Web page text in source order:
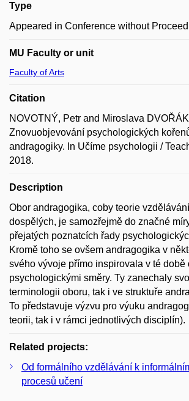
Type
Appeared in Conference without
MU Faculty or unit
Faculty of Arts
Citation
NOVOTNÝ, Petr and Miroslava
Znovuobjevování psychologických
andragogiky. In Učíme psychologii /
2018.
Description
Obor andragogika, coby teorie
dospělých, je samozřejmě do značné
přejatých poznatcích řady
Kromě toho se ovšem andragogika v
svého vývoje přímo inspirovala v té době
psychologickými směry. Ty zanechaly
terminologii oboru, tak i ve struktuře
To představuje výzvu pro výuku
teorii, tak i v rámci jednotlivých disciplín).
Related projects:
Od formálního vzdělávání k
procesů učení